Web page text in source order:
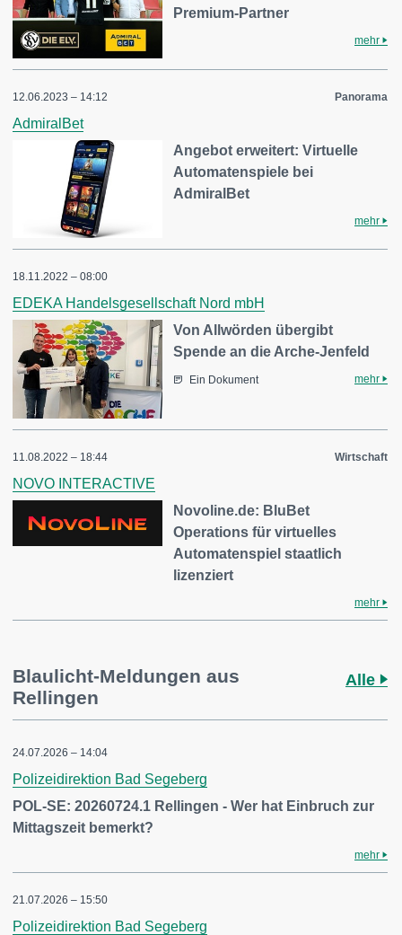
Premium-Partner
mehr
12.06.2023 – 14:12 Panorama
AdmiralBet
Angebot erweitert: Virtuelle
Automatenspiele bei
AdmiralBet
mehr
18.11.2022 – 08:00
EDEKA Handelsgesellschaft Nord mbH
Von Allwörden übergibt
Spende an die Arche-Jenfeld
Ein Dokument mehr
11.08.2022 – 18:44 Wirtschaft
NOVO INTERACTIVE
Novoline.de: BluBet
Operations für virtuelles
Automatenspiel staatlich
lizenziert
mehr
Blaulicht-Meldungen aus
Rellingen
Alle
24.07.2026 – 14:04
Polizeidirektion Bad Segeberg
POL-SE: 20260724.1 Rellingen - Wer hat Einbruch zur
Mittagszeit bemerkt?
mehr
21.07.2026 – 15:50
Polizeidirektion Bad Segeberg